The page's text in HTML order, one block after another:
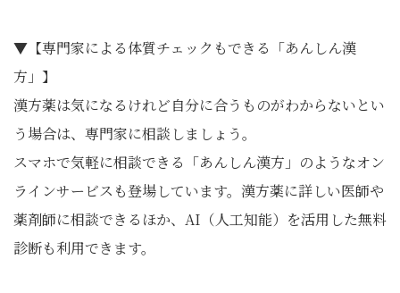
▼【専門家による体質チェックもできる「あんしん漢
方」】
漢方薬は気になるけれど自分に合うものがわからないとい
う場合は、専門家に相談しましょう。
スマホで気軽に相談できる「あんしん漢方」のようなオン
ラインサービスも登場しています。漢方薬に詳しい医師や
薬剤師に相談できるほか、AI（人工知能）を活用した無料
診断も利用できます。